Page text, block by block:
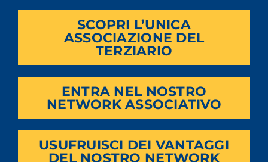
SCOPRI L’UNICA
ASSOCIAZIONE DEL
TERZIARIO
ENTRA NEL NOSTRO
NETWORK ASSOCIATIVO
USUFRUISCI DEI VANTAGGI
DEL NOSTRO NETWORK